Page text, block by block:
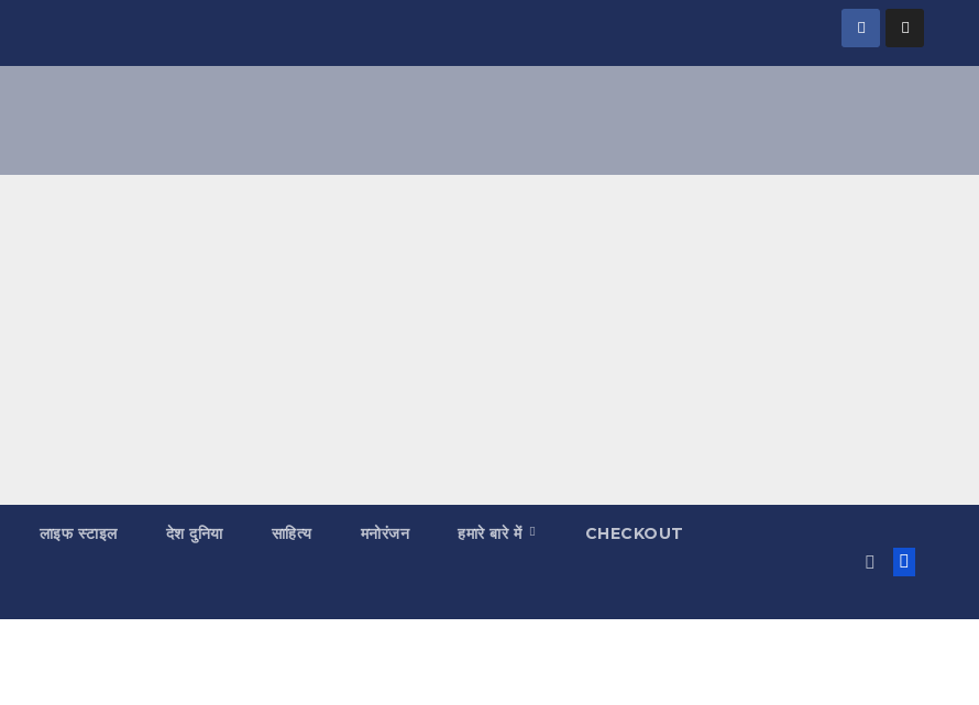
लाइफ स्टाइल देश दुनिया साहित्य मनोरंजन हमारे बारे में CHECKOUT